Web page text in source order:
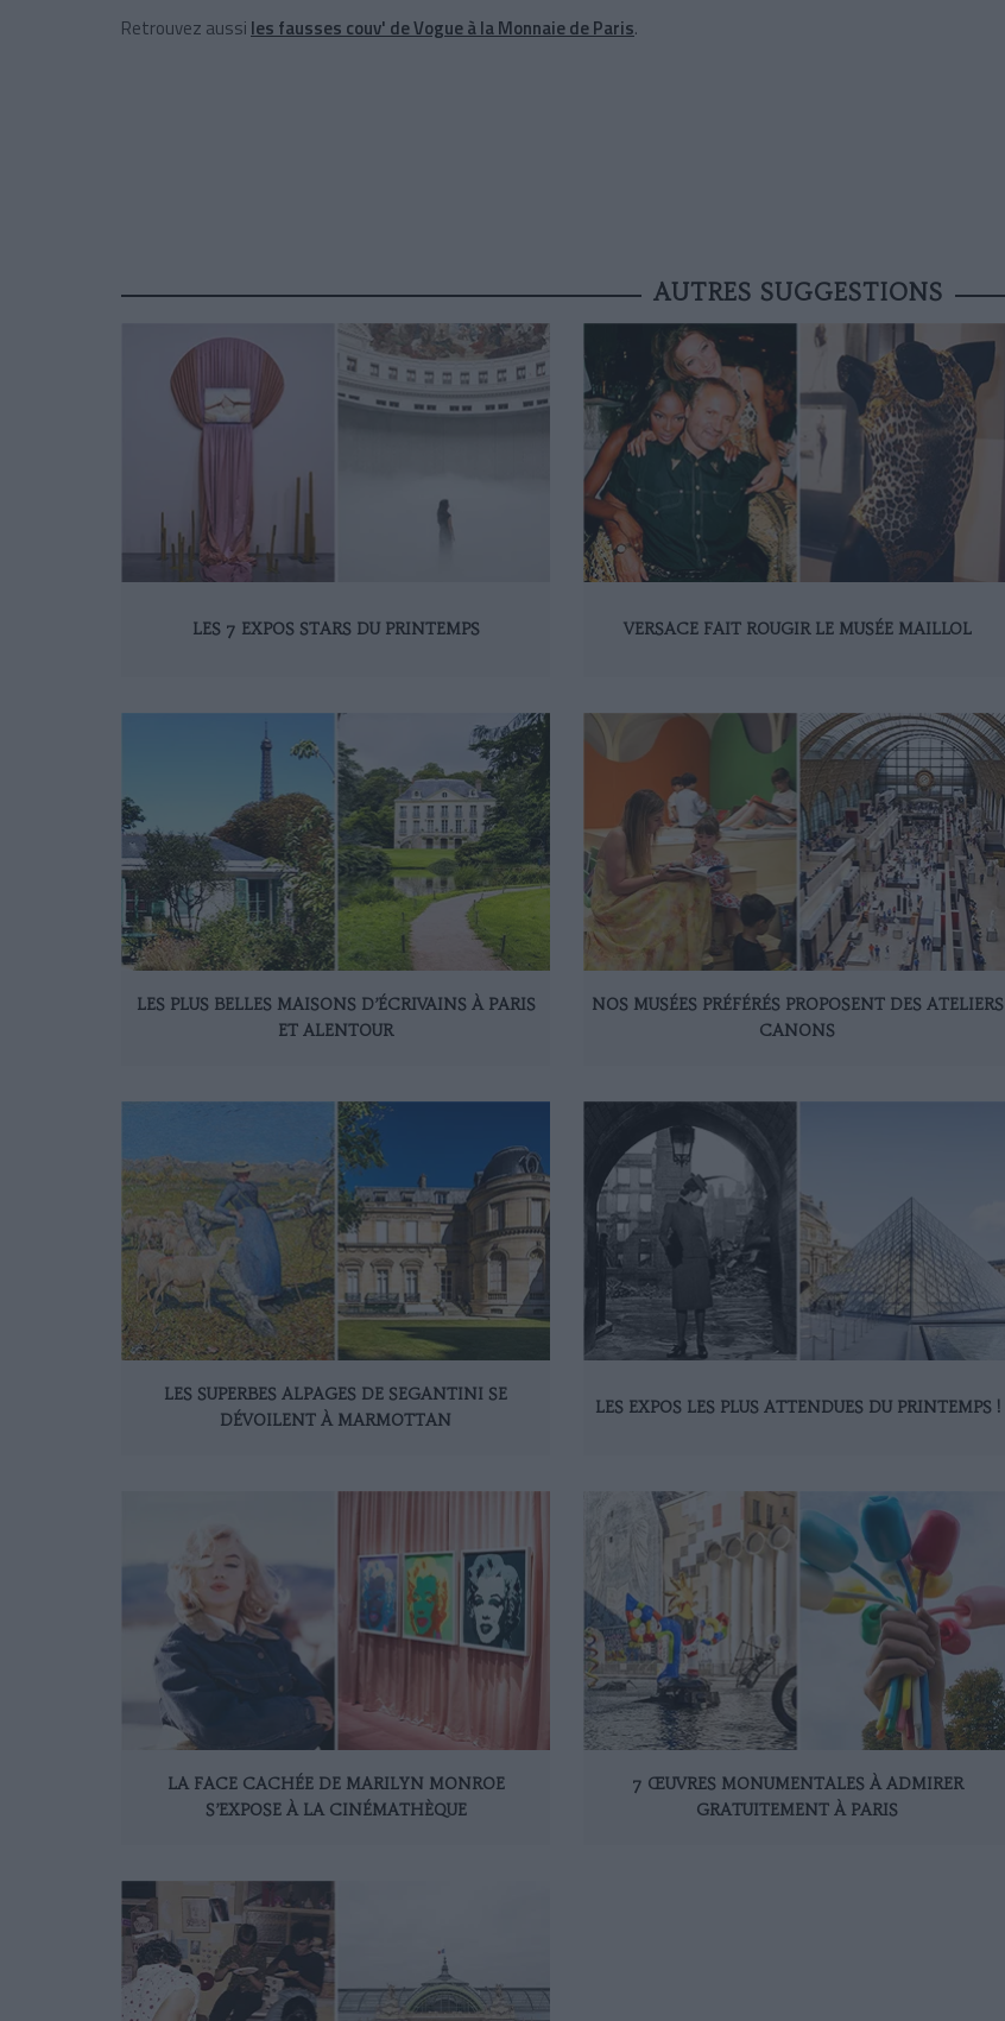
Retrouvez aussi les fausses couv' de Vogue à la Monnaie de Paris.
AUTRES SUGGESTIONS
LES 7 EXPOS STARS DU PRINTEMPS VERSACE FAIT ROUGIR LE MUSÉE MAILLOL
LES PLUS BELLES MAISONS D’ÉCRIVAINS À PARIS
ET ALENTOUR
NOS MUSÉES PRÉFÉRÉS PROPOSENT DES ATELIERS
CANONS
LES SUPERBES ALPAGES DE SEGANTINI SE
DÉVOILENT À MARMOTTAN
LES EXPOS LES PLUS ATTENDUES DU PRINTEMPS !
LA FACE CACHÉE DE MARILYN MONROE
S’EXPOSE À LA CINÉMATHÈQUE
7 ŒUVRES MONUMENTALES À ADMIRER
GRATUITEMENT À PARIS